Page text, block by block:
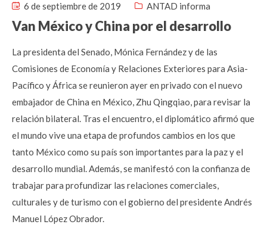
6 de septiembre de 2019 ANTAD informa
Van México y China por el desarrollo
La presidenta del Senado, Mónica Fernández y de las
Comisiones de Economía y Relaciones Exteriores para Asia-
Pacífico y África se reunieron ayer en privado con el nuevo
embajador de China en México, Zhu Qingqiao, para revisar la
relación bilateral. Tras el encuentro, el diplomático afirmó que
el mundo vive una etapa de profundos cambios en los que
tanto México como su país son importantes para la paz y el
desarrollo mundial. Además, se manifestó con la confianza de
trabajar para profundizar las relaciones comerciales,
culturales y de turismo con el gobierno del presidente Andrés
Manuel López Obrador.